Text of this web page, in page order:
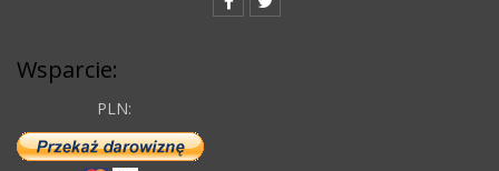
Wsparcie:
PLN: